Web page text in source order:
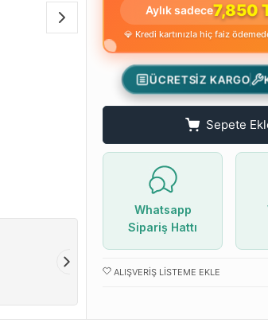
Aylık sadece7,850
💎 Kredi kartınızla hiç faiz
ÜCRETSİZ KARGO
Sepete
Whatsapp
Sipariş Hattı
ALIŞVERIŞ LISTEME EKLE